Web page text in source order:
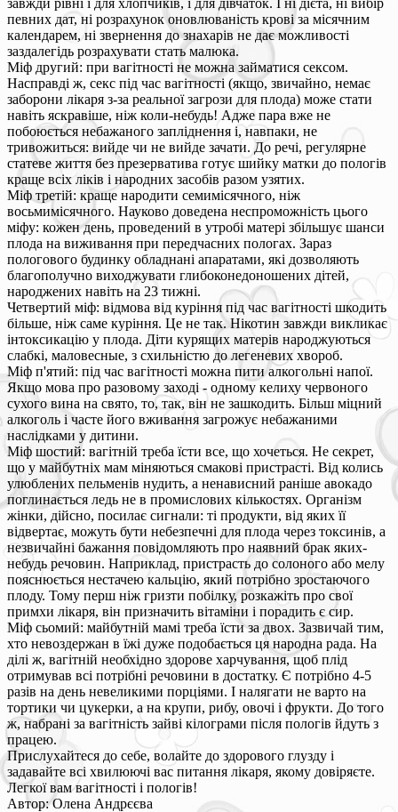
певних дат, ні розрахунок оновлюваність крові за місячним
календарем, ні звернення до знахарів не дає можливості
заздалегідь розрахувати стать малюка.
Міф другий: при вагітності не можна займатися сексом.
Насправді ж, секс під час вагітності (якщо, звичайно, немає
заборони лікаря з-за реальної загрози для плода) може стати
навіть яскравіше, ніж коли-небудь! Адже пара вже не
побоюється небажаного запліднення і, навпаки, не
тривожиться: вийде чи не вийде зачати. До речі, регулярне
статеве життя без презерватива готує шийку матки до пологів
краще всіх ліків і народних засобів разом узятих.
Міф третій: краще народити семимісячного, ніж
восьмимісячного. Науково доведена неспроможність цього
міфу: кожен день, проведений в утробі матері збільшує шанси
плода на виживання при передчасних пологах. Зараз
пологового будинку обладнані апаратами, які дозволяють
благополучно виходжувати глибоконедоношених дітей,
народжених навіть на 23 тижні.
Четвертий міф: відмова від куріння під час вагітності шкодить
більше, ніж саме куріння. Це не так. Нікотин завжди викликає
інтоксикацію у плода. Діти курящих матерів народжуються
слабкі, маловесные, з схильністю до легеневих хвороб.
Міф п'ятий: під час вагітності можна пити алкогольні напої.
Якщо мова про разовому заході - одному келиху червоного
сухого вина на свято, то, так, він не зашкодить. Більш міцний
алкоголь і часте його вживання загрожує небажаними
наслідками у дитини.
Міф шостий: вагітній треба їсти все, що хочеться. Не секрет,
що у майбутніх мам міняються смакові пристрасті. Від колись
улюблених пельменів нудить, а ненависний раніше авокадо
поглинається ледь не в промислових кількостях. Організм
жінки, дійсно, посилає сигнали: ті продукти, від яких її
відвертає, можуть бути небезпечні для плода через токсинів, а
незвичайні бажання повідомляють про наявний брак яких-
небудь речовин. Наприклад, пристрасть до солоного або мелу
пояснюється нестачею кальцію, який потрібно зростаючого
плоду. Тому перш ніж гризти побілку, розкажіть про свої
примхи лікаря, він призначить вітаміни і порадить є сир.
Міф сьомий: майбутній мамі треба їсти за двох. Зазвичай тим,
хто невоздержан в їжі дуже подобається ця народна рада. На
ділі ж, вагітній необхідно здорове харчування, щоб плід
отримував всі потрібні речовини в достатку. Є потрібно 4-5
разів на день невеликими порціями. І налягати не варто на
тортики чи цукерки, а на крупи, рибу, овочі і фрукти. До того
ж, набрані за вагітність зайві кілограми після пологів йдуть з
працею.
Прислухайтеся до себе, волайте до здорового глузду і
задавайте всі хвилюючі вас питання лікаря, якому довіряєте.
Легкої вам вагітності і пологів!
Автор: Олена Андрєєва